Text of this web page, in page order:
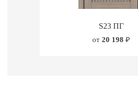
S23 ПГ
от 20 198 ₽